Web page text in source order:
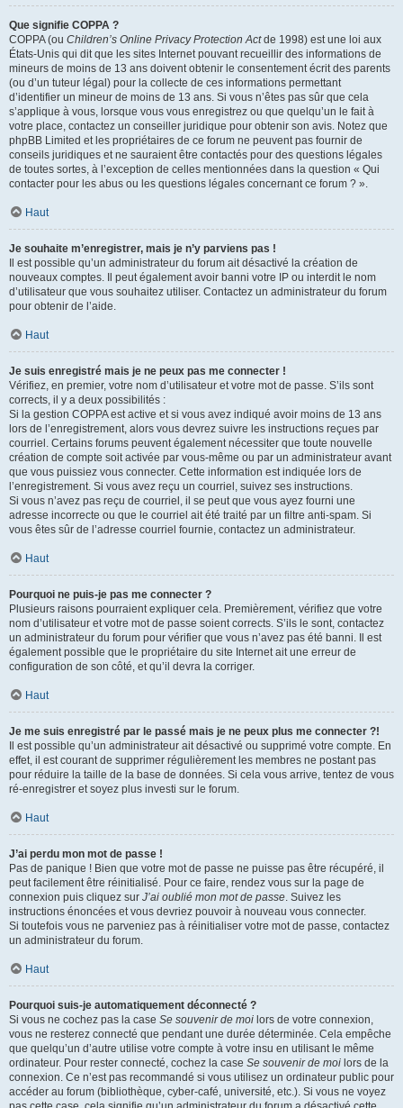
Que signifie COPPA ?
COPPA (ou Children’s Online Privacy Protection Actde 1998) est une loi aux
États-Unis qui dit que les sites Internet pouvant recueillir des informations de
mineurs de moins de 13 ans doivent obtenir le consentement écrit des parents
(ou d’un tuteur légal) pour la collecte de ces informations permettant
d’identifier un mineur de moins de 13 ans. Si vous n’êtes pas sûr que cela
s’applique à vous, lorsque vous vous enregistrez ou que quelqu’un le fait à
votre place, contactez un conseiller juridique pour obtenir son avis. Notez que
phpBB Limited et les propriétaires de ce forum ne peuvent pas fournir de
conseils juridiques et ne sauraient être contactés pour des questions légales
de toutes sortes, à l’exception de celles mentionnées dans la question « Qui
contacter pour les abus ou les questions légales concernant ce forum ? ».
Haut
Je souhaite m’enregistrer, mais je n’y parviens pas !
Il est possible qu’un administrateur du forum ait désactivé la création de
nouveaux comptes. Il peut également avoir banni votre IP ou interdit le nom
d’utilisateur que vous souhaitez utiliser. Contactez un administrateur du forum
pour obtenir de l’aide.
Haut
Je suis enregistré mais je ne peux pas me connecter !
Vérifiez, en premier, votre nom d’utilisateur et votre mot de passe. S’ils sont
corrects, il y a deux possibilités :
Si la gestion COPPA est active et si vous avez indiqué avoir moins de 13 ans
lors de l’enregistrement, alors vous devrez suivre les instructions reçues par
courriel. Certains forums peuvent également nécessiter que toute nouvelle
création de compte soit activée par vous-même ou par un administrateur avant
que vous puissiez vous connecter. Cette information est indiquée lors de
l’enregistrement. Si vous avez reçu un courriel, suivez ses instructions.
Si vous n’avez pas reçu de courriel, il se peut que vous ayez fourni une
adresse incorrecte ou que le courriel ait été traité par un filtre anti-spam. Si
vous êtes sûr de l’adresse courriel fournie, contactez un administrateur.
Haut
Pourquoi ne puis-je pas me connecter ?
Plusieurs raisons pourraient expliquer cela. Premièrement, vérifiez que votre
nom d’utilisateur et votre mot de passe soient corrects. S’ils le sont, contactez
un administrateur du forum pour vérifier que vous n’avez pas été banni. Il est
également possible que le propriétaire du site Internet ait une erreur de
configuration de son côté, et qu’il devra la corriger.
Haut
Je me suis enregistré par le passé mais je ne peux plus me connecter ?!
Il est possible qu’un administrateur ait désactivé ou supprimé votre compte. En
effet, il est courant de supprimer régulièrement les membres ne postant pas
pour réduire la taille de la base de données. Si cela vous arrive, tentez de vous
ré-enregistrer et soyez plus investi sur le forum.
Haut
J’ai perdu mon mot de passe !
Pas de panique ! Bien que votre mot de passe ne puisse pas être récupéré, il
peut facilement être réinitialisé. Pour ce faire, rendez vous sur la page de
connexion puis cliquez sur J’ai oublié mon mot de passe. Suivez les
instructions énoncées et vous devriez pouvoir à nouveau vous connecter.
Si toutefois vous ne parveniez pas à réinitialiser votre mot de passe, contactez
un administrateur du forum.
Haut
Pourquoi suis-je automatiquement déconnecté ?
Si vous ne cochez pas la case Se souvenir de moi lors de votre connexion,
vous ne resterez connecté que pendant une durée déterminée. Cela empêche
que quelqu’un d’autre utilise votre compte à votre insu en utilisant le même
ordinateur. Pour rester connecté, cochez la case Se souvenir de moi lors de la
connexion. Ce n’est pas recommandé si vous utilisez un ordinateur public pour
accéder au forum (bibliothèque, cyber-café, université, etc.). Si vous ne voyez